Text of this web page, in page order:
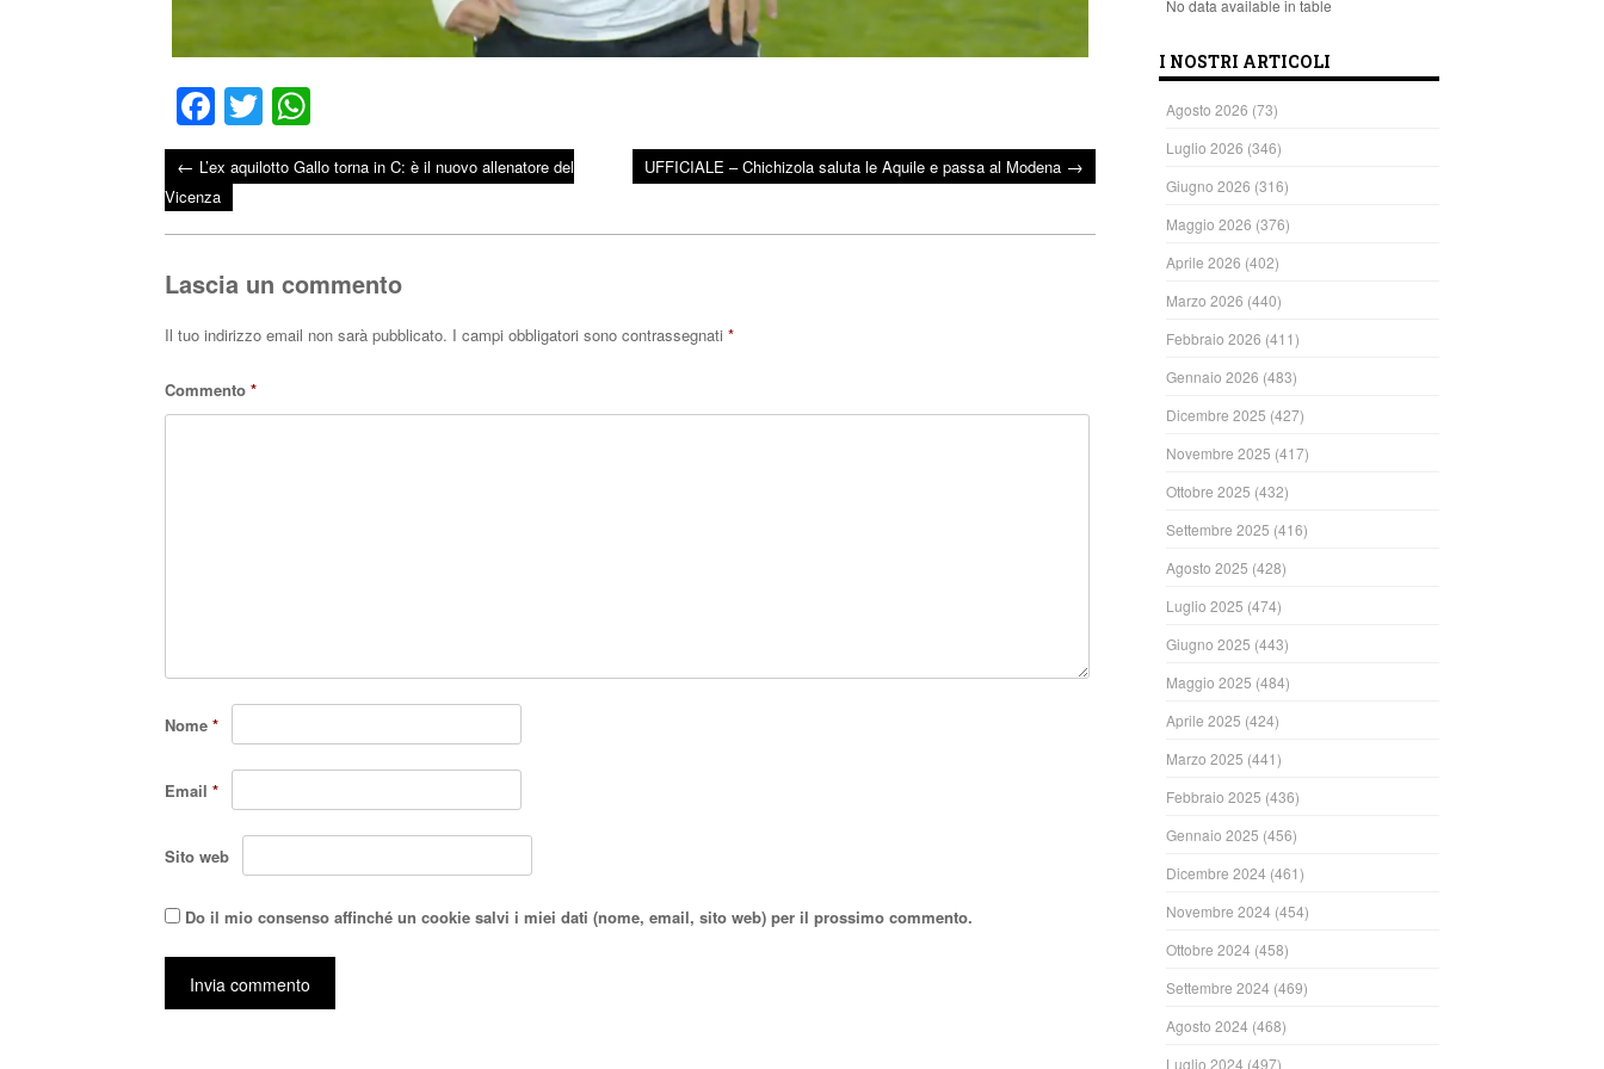
Fa
ce
bo
ok
T
wi
tte
ha
ts
Post navigation
← L’ex aquilotto Gallo torna in C: è il nuovo allenatore del
Vicenza
UFFICIALE – Chichizola saluta le Aquile e passa al Modena →
Lascia un commento
Il tuo indirizzo email non sarà pubblicato. I campi obbligatori sono contrassegnati *
Commento *
Nome *
Email *
Sito web
Do il mio consenso affinché un cookie salvi i miei dati (nome, email, sito web) per il prossimo commento.
No data available in table
I NOSTRI ARTICOLI
Agosto 2026 (73)
Luglio 2026 (346)
Giugno 2026 (316)
Maggio 2026 (376)
Aprile 2026 (402)
Marzo 2026 (440)
Febbraio 2026 (411)
Gennaio 2026 (483)
Dicembre 2025 (427)
Novembre 2025 (417)
Ottobre 2025 (432)
Settembre 2025 (416)
Agosto 2025 (428)
Luglio 2025 (474)
Giugno 2025 (443)
Maggio 2025 (484)
Aprile 2025 (424)
Marzo 2025 (441)
Febbraio 2025 (436)
Gennaio 2025 (456)
Dicembre 2024 (461)
Novembre 2024 (454)
Ottobre 2024 (458)
Settembre 2024 (469)
Agosto 2024 (468)
Luglio 2024 (497)